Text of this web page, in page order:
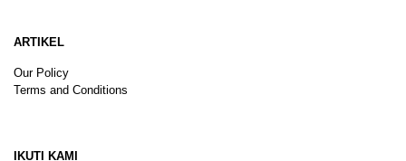
ARTIKEL
Our Policy
Terms and Conditions
IKUTI KAMI